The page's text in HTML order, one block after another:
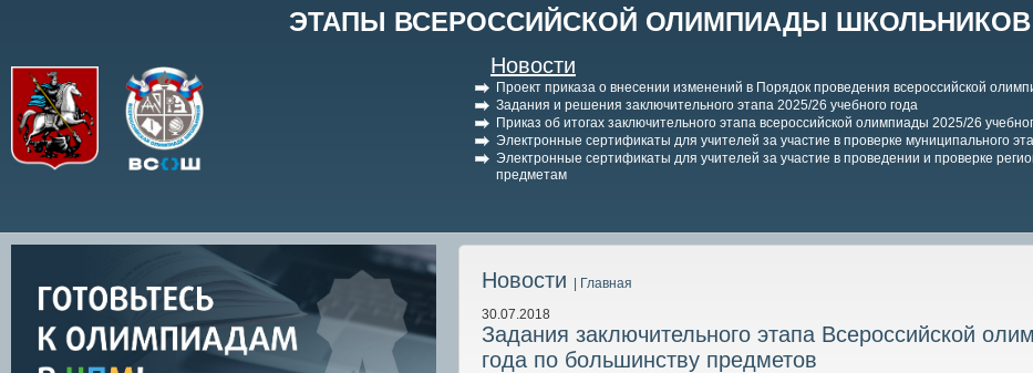
ЭТАПЫ ВСЕРОССИЙСКОЙ ОЛИМПИАДЫ ШКОЛЬНИКОВ
Новости
Проект приказа о внесении изменений в Порядок проведения всероссийской
Задания и решения заключительного этапа 2025/26 учебного года
Приказ об итогах заключительного этапа всероссийской олимпиады 2025/26
Электронные сертификаты для учителей за участие в проверке муниципального
Электронные сертификаты для учителей за участие в проведении и проверке
предметам
Новости
| Главная
30.07.2018
Задания заключительного этапа Всероссийской
года по большинству предметов